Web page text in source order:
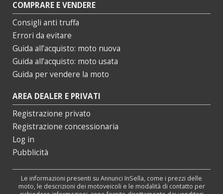
COMPRARE E VENDERE
Consigli anti truffa
Errori da evitare
Guida all’acquisto: moto nuova
Guida all’acquisto: moto usata
Guida per vendere la moto
AREA DEALER E PRIVATI
Registrazione privato
Registrazione concessionaria
Log in
Pubblicità
Le informazioni presenti su Annunci InSella, come i prezzi delle
moto, le descrizioni dei motoveicoli e le modalità di contatto per